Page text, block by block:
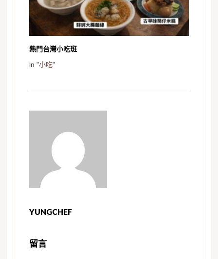
熱門台灣小吃班
in "小吃"
YUNGCHEF
留言